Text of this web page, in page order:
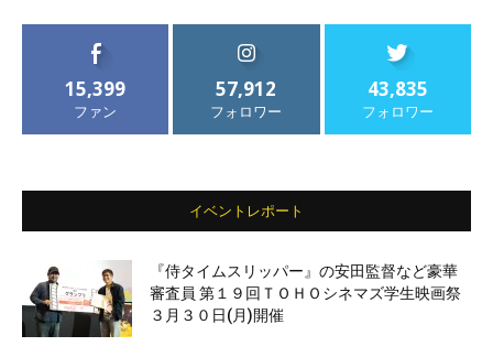
15,399
ファン
57,912
フォロワー
43,835
フォロワー
イベントレポート
『侍タイムスリッパー』の安田監督など豪華
審査員 第１９回ＴＯＨＯシネマズ学生映画祭
３月３０日(月)開催